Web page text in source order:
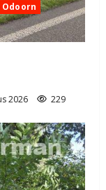
2026 229